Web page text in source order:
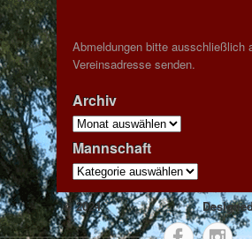
Abmeldungen bitte ausschließlich
Vereinsadresse senden.
Archiv
Archiv
Mannschaft
Mannschaft
© 2024